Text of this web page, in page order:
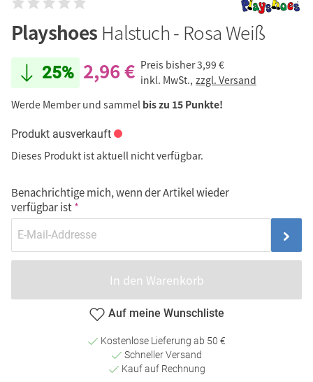
Playshoes Halstuch - Rosa Weiß
25% 2,96 € Preis bisher3,99 €
inkl. MwSt., zzgl. Versand
Werde Member und sammel bis zu 15 Punkte!
Produkt ausverkauft
Dieses Produkt ist aktuell nicht verfügbar.
Benachrichtige mich, wenn der Artikel wieder
verfügbar ist
In den Warenkorb
Auf meine Wunschliste
Kostenlose Lieferung ab 50 €
Schneller Versand
Kauf auf Rechnung